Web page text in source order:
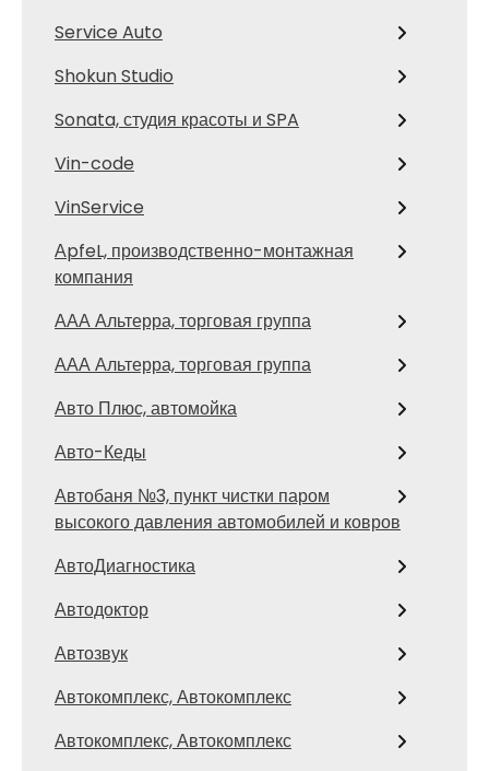
Service Auto
Shokun Studio
Sonata, студия красоты и SPA
Vin-code
VinService
АpfeL, производственно-монтажная
компания
ААА Альтерра, торговая группа
ААА Альтерра, торговая группа
Авто Плюс, автомойка
Авто-Кеды
Автобаня №3, пункт чистки паром
высокого давления автомобилей и ковров
АвтоДиагностика
Автодоктор
Автозвук
Автокомплекс, Автокомплекс
Автокомплекс, Автокомплекс